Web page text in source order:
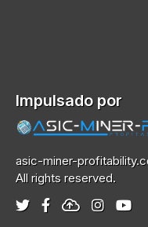
Impulsado por
asic-miner-
All rights reserved.